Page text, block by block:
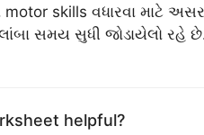
skills વધારવા માટે
સમય સુધી જોડાયેલો રહે
helpful?